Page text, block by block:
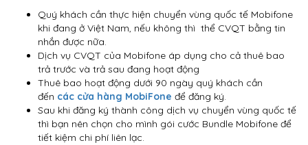
Quý khách cần thực hiện chuyển vùng quốc tế Mobifone
khi đang ở Việt Nam, nếu không thì thể CVQT bằng tin
nhắn được nữa.
Dịch vụ CVQT của Mobifone áp dụng cho cả thuê bao
trả trước và trả sau đang hoạt động
Thuê bao hoạt động dưới 90 ngày quý khách cần
đến các cửa hàng MobiFone để đăng ký.
Sau khi đăng ký thành công dịch vụ chuyển vùng quốc tế
thì bạn nên chọn cho mình gói cước Bundle Mobifone để
tiết kiệm chi phí liên lạc.